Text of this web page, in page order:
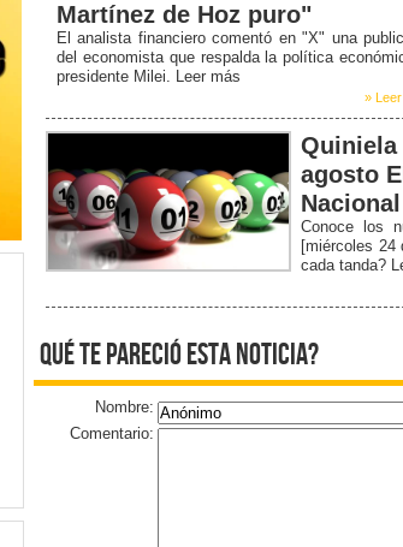
Martínez de Hoz puro"
El analista financiero comentó en "X" una
del economista que respalda la política
presidente Milei. Leer más
» Leer
Quiniela
agosto
Conoce los
[miércoles 24
cada tanda?
qué te pareció esta noticia?
Nombre:
Comentario: